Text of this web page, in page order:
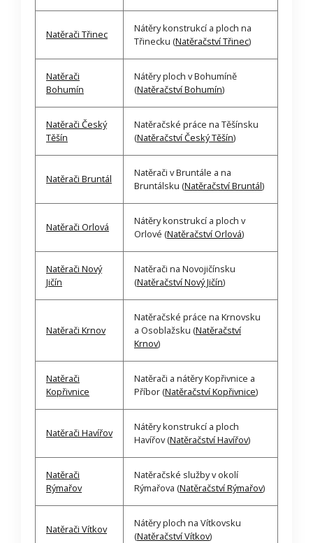
Natěrači Třinec
Nátěry konstrukcí a ploch na
Třinecku (Natěračství Třinec)
Natěrači
Bohumín
Nátěry ploch v Bohumíně
(Natěračství Bohumín)
Natěrači Český
Těšín
Natěračské práce na Těšínsku
(Natěračství Český Těšín)
Natěrači Bruntál
Natěrači v Bruntále a na
Bruntálsku (Natěračství Bruntál)
Natěrači Orlová
Nátěry konstrukcí a ploch v
Orlové (Natěračství Orlová)
Natěrači Nový
Jičín
Natěrači na Novojičínsku
(Natěračství Nový Jičín)
Natěrači Krnov
Natěračské práce na Krnovsku
a Osoblažsku (Natěračství
Krnov)
Natěrači
Kopřivnice
Natěrači a nátěry Kopřivnice a
Příbor (Natěračství Kopřivnice)
Natěrači Havířov
Nátěry konstrukcí a ploch
Havířov (Natěračství Havířov)
Natěrači
Rýmařov
Natěračské služby v okolí
Rýmařova (Natěračství Rýmařov)
Natěrači Vítkov
Nátěry ploch na Vítkovsku
(Natěračství Vítkov)